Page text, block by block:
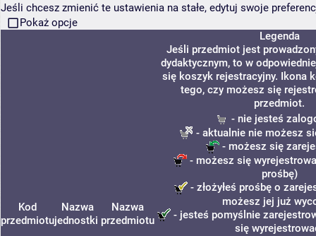
Jeśli chcesz zmienić te ustawienia na stałe, edytuj swoje
Pokaż opcje
Kod
przedmiotu
Nazwa
jednostki
Nazwa
przedmiotu
Legenda
Jeśli przedmiot jest
dydaktycznym, to w
się koszyk rejestracyjny. Ikona
tego, czy możesz się
przedmiot.
- nie jesteś
- aktualnie nie możesz
- możesz się
- możesz się
prośbę)
- złożyłeś prośbę o
możesz jej już
- jesteś pomyślnie
się